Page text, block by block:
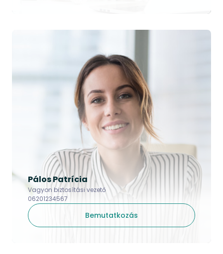
Pálos Patrícia
Vagyon biztosítási vezető
06201234567
Bemutatkozás